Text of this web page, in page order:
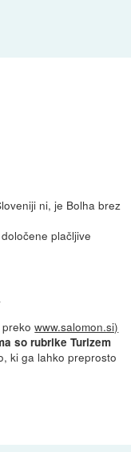
ni, je Bolha brez
plačljive
prekowww.salomon.si)
so rubrike Turizem
ki ga lahko preprosto